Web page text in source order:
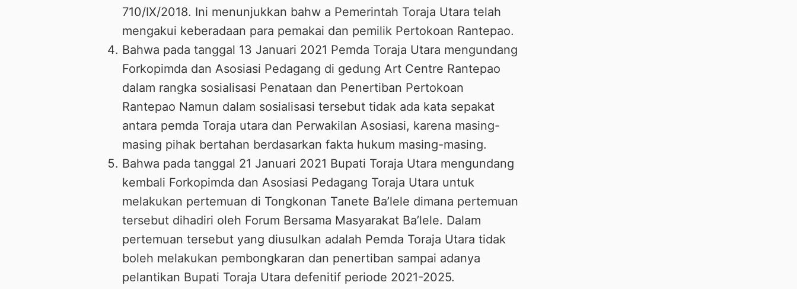
710/IX/2018. Ini menunjukkan bahw a Pemerintah Toraja Utara telah
mengakui keberadaan para pemakai dan pemilik Pertokoan Rantepao.
Bahwa pada tanggal 13 Januari 2021 Pemda Toraja Utara mengundang
Forkopimda dan Asosiasi Pedagang di gedung Art Centre Rantepao
dalam rangka sosialisasi Penataan dan Penertiban Pertokoan
Rantepao Namun dalam sosialisasi tersebut tidak ada kata sepakat
antara pemda Toraja utara dan Perwakilan Asosiasi, karena masing-
masing pihak bertahan berdasarkan fakta hukum masing-masing.
Bahwa pada tanggal 21 Januari 2021 Bupati Toraja Utara mengundang
kembali Forkopimda dan Asosiasi Pedagang Toraja Utara untuk
melakukan pertemuan di Tongkonan Tanete Ba’lele dimana pertemuan
tersebut dihadiri oleh Forum Bersama Masyarakat Ba’lele. Dalam
pertemuan tersebut yang diusulkan adalah Pemda Toraja Utara tidak
boleh melakukan pembongkaran dan penertiban sampai adanya
pelantikan Bupati Toraja Utara defenitif periode 2021-2025.